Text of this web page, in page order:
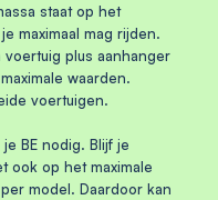
staat op het
maximaal mag rijden.
plus aanhanger
waarden.
voertuigen.
BE nodig. Blijf je
ook op het maximale
model. Daardoor kan